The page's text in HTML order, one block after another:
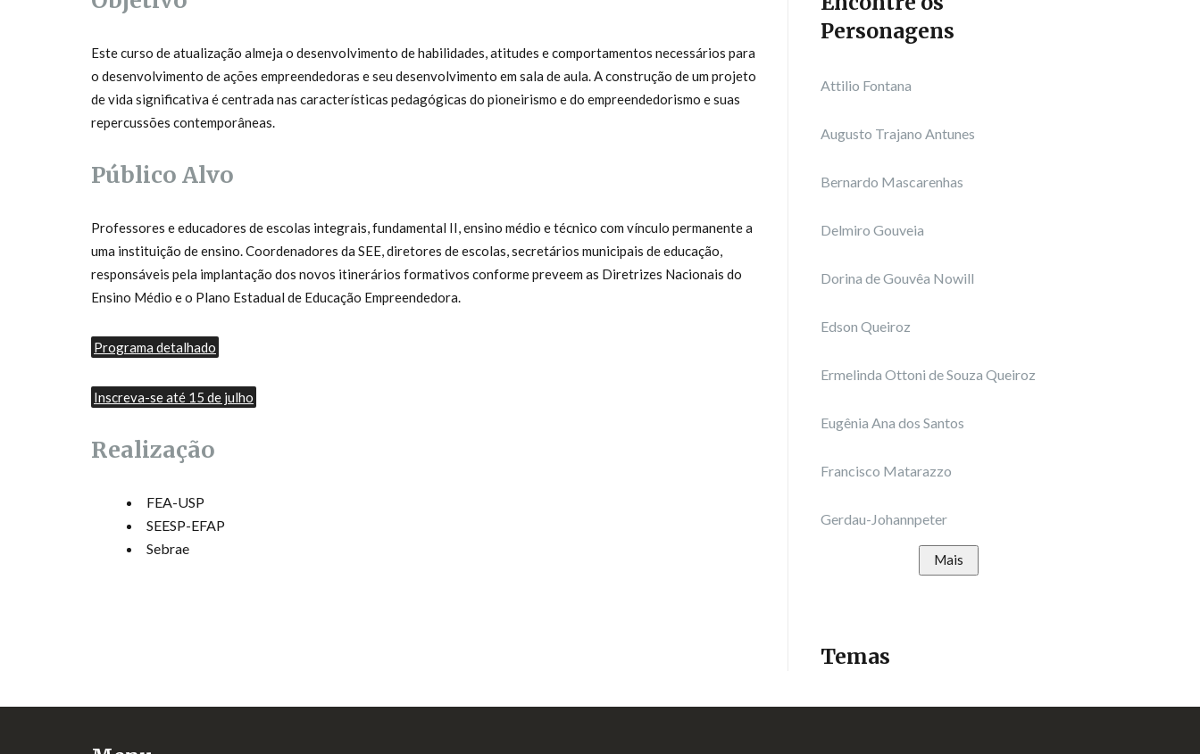
Este curso de atualização almeja o desenvolvimento de habilidades, atitudes e comportamentos necessários para
o desenvolvimento de ações empreendedoras e seu desenvolvimento em sala de aula. A construção de um projeto
de vida significativa é centrada nas características pedagógicas do pioneirismo e do empreendedorismo e suas
repercussões contemporâneas.
Público Alvo
Professores e educadores de escolas integrais, fundamental II, ensino médio e técnico com vínculo permanente a
uma instituição de ensino. Coordenadores da SEE, diretores de escolas, secretários municipais de educação,
responsáveis pela implantação dos novos itinerários formativos conforme preveem as Diretrizes Nacionais do
Ensino Médio e o Plano Estadual de Educação Empreendedora.
Programa detalhado
Inscreva-se até 15 de julho
Realização
FEA-USP
SEESP-EFAP
Sebrae
Personagens
Attilio Fontana
Augusto Trajano Antunes
Bernardo Mascarenhas
Delmiro Gouveia
Dorina de Gouvêa Nowill
Edson Queiroz
Ermelinda Ottoni de Souza Queiroz
Eugênia Ana dos Santos
Francisco Matarazzo
Gerdau-Johannpeter
Mais
Temas